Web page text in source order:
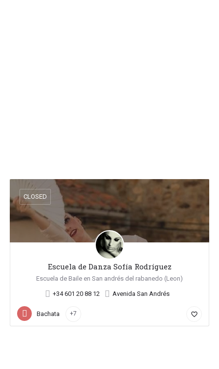
Escuela de Danza Sofía Rodríguez
Escuela de Baile en San andrés del rabanedo (Leon)
+34 601 20 88 12 Avenida San Andrés
CLOSED
Bachata +7 favorite_border